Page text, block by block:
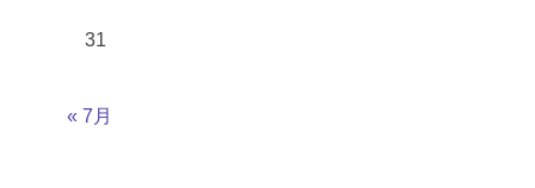
31
« 7月